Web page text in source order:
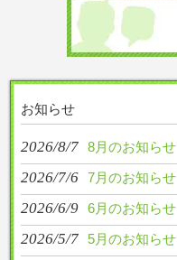
お知らせ
2026/8/7 8月のお知らせ
2026/7/6 7月のお知らせ
2026/6/9 6月のお知らせ
2026/5/7 5月のお知らせ